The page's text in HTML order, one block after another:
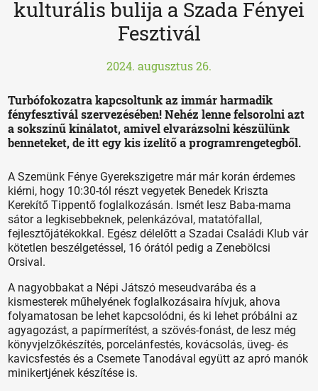
kulturális bulija a Szada Fényei
Fesztivál
2024. augusztus 26.
Turbófokozatra kapcsoltunk az immár harmadik
fényfesztivál szervezésében! Nehéz lenne felsorolni azt
a sokszínű kínálatot, amivel elvarázsolni készülünk
benneteket, de itt egy kis ízelítő a programrengetegből.
A Szemünk Fénye Gyerekszigetre már már korán érdemes
kiérni, hogy 10:30-tól részt vegyetek Benedek Kriszta
Kerekítő Tippentő foglalkozásán. Ismét lesz Baba-mama
sátor a legkisebbeknek, pelenkázóval, matatófallal,
fejlesztőjátékokkal. Egész délelőtt a Szadai Családi Klub vár
kötetlen beszélgetéssel, 16 órától pedig a Zenebölcsi
Orsival.
A nagyobbakat a Népi Játszó meseudvarába és a
kismesterek műhelyének foglalkozásaira hívjuk, ahova
folyamatosan be lehet kapcsolódni, és ki lehet próbálni az
agyagozást, a papírmerítést, a szövés-fonást, de lesz még
könyvjelzőkészítés, porcelánfestés, kovácsolás, üveg- és
kavicsfestés és a Csemete Tanodával együtt az apró manók
minikertjének készítése is.